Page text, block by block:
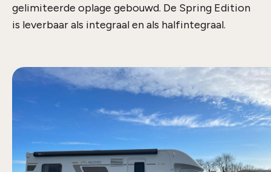
gelimiteerde oplage gebouwd. De Spring Edition
is leverbaar als integraal en als halfintegraal.